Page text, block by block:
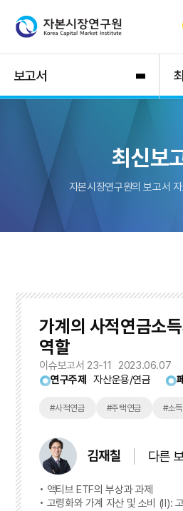
보고서
최신보
자본시장연구원의 보고서
가계의 사적연금소
역할
이슈보고서 23-11
2023.06.07
연구주제
자산운용/연금
#사적연금 #주택연금 #소
김재칠 다른
액티브 ETF의 부상과 과제
고령화와 가계 자산 및 소비 (Ⅱ):